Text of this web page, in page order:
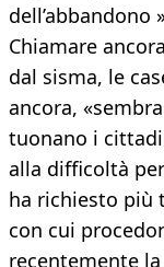
dell’abbandono
Chiamare
dal sisma, le
ancora,
tuonano i
alla difficoltà
ha richiesto più
con cui
recentemente